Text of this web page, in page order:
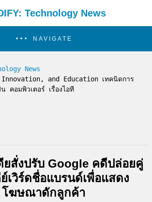
Technology News
NAVIGATE
News
คอมพิวเตอร์ เรื่องไอที
ยสั่งปรับ Google คดีปล่อยคู่
เวิร์ดชื่อแบรนด์เพื่อแสดง
โฆษณาดักลูกค้า